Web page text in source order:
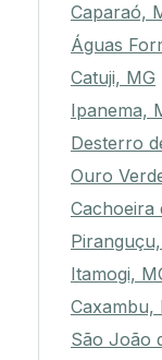
Caparaó,
Águas
Catuji, MG
Ipanema,
Desterro
Ouro
Cachoeira
Itamogi,
Caxambu,
São João